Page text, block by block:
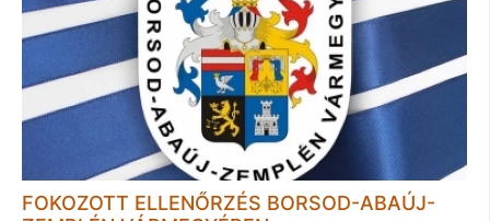
FOKOZOTT ELLENŐRZÉS BORSOD-ABAÚJ-